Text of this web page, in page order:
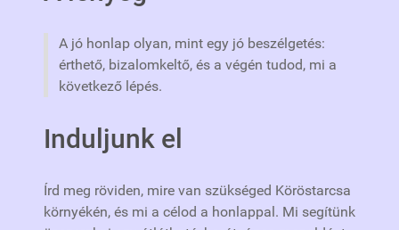
A jó honlap olyan, mint egy jó beszélgetés:
érthető, bizalomkeltő, és a végén tudod, mi a
következő lépés.
Induljunk el
Írd meg röviden, mire van szükséged Köröstarcsa
környékén, és mi a célod a honlappal. Mi segítünk